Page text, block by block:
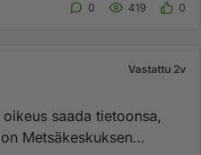
0 419 0
Vastattu 2v
saada tietoonsa,
Metsäkeskuksen